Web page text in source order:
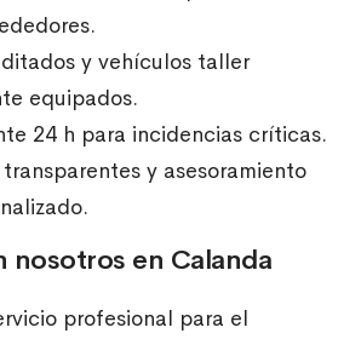
y vehículos taller
equipados.
24 h para incidencias críticas.
y asesoramiento
nosotros en Calanda
profesional para el